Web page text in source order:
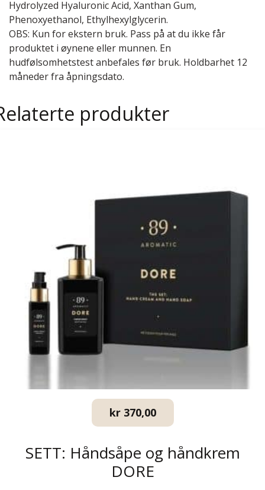
Hydrolyzed Hyaluronic Acid, Xanthan Gum,
Phenoxyethanol, Ethylhexylglycerin.
OBS: Kun for ekstern bruk. Pass på at du ikke får
produktet i øynene eller munnen. En
hudfølsomhetstest anbefales før bruk. Holdbarhet 12
måneder fra åpningsdato.
produkter
kr370,00
SETT: Håndsåpe og håndkrem
DORE